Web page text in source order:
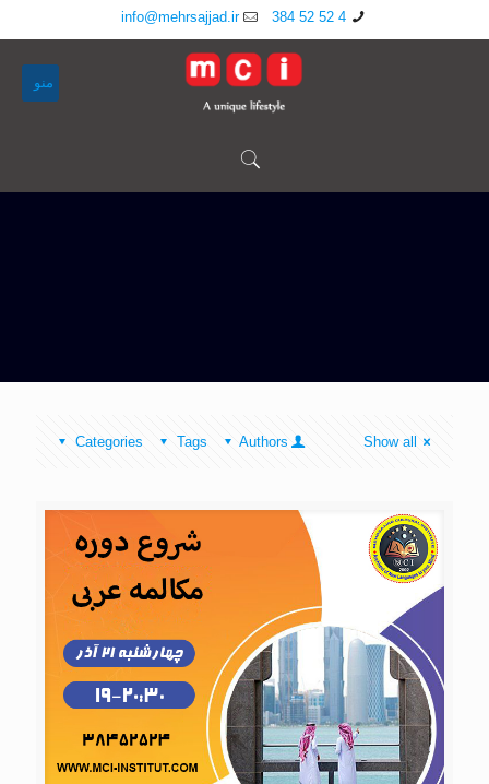
4 52 52 384
info@mehrsajjad.ir
منو
Categories Tags Authors Show all